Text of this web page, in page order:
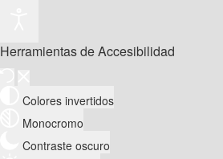
Herramientas de Accesibilidad
Colores invertidos
Monocromo
Contraste oscuro